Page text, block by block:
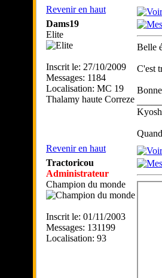
Revenir en haut
Dams19
Elite
Inscrit le: 27/10/2009
Messages: 1184
Localisation: MC 19
Thalamy haute Correze
Belle
C'est
Revenir en haut
Tractoricou
Administrateur
Champion du monde
Inscrit le: 01/11/2003
Messages: 131199
Localisation: 93